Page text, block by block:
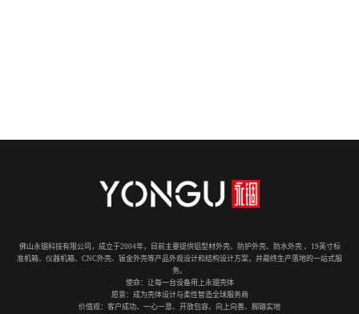
佛山永锢科技有限公司，成立于2004年，目前主要提供铝型材外壳、防护外壳、防水外壳 、19英寸标
准机箱、仪器机箱、CNC外壳、钣金外壳等产品外观设计和结构设计方案，并最终生产落地的一站式服
务。
使命：让每一台设备用上永锢壳体
愿景：成为壳体设计与柔性智造全球服务商
价值观：客户成功、一心一意、开放包容、向上向善、脚踏实地